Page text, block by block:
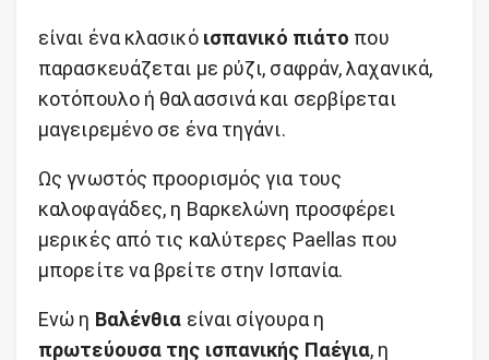
είναι ένα κλασικό ισπανικό πιάτο που
παρασκευάζεται με ρύζι, σαφράν, λαχανικά,
κοτόπουλο ή θαλασσινά και σερβίρεται
μαγειρεμένο σε ένα τηγάνι.
Ως γνωστός προορισμός για τους
καλοφαγάδες, η Βαρκελώνη προσφέρει
μερικές από τις καλύτερες Paellas που
μπορείτε να βρείτε στην Ισπανία.
Ενώ η Βαλένθια είναι σίγουρα η
πρωτεύουσα της ισπανικής Παέγια, η